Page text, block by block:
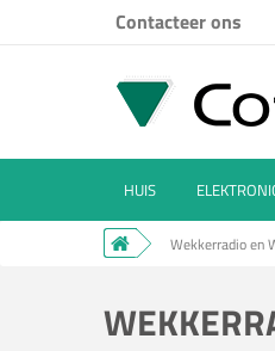
Contacteer ons
HUIS
Wekkerradio en